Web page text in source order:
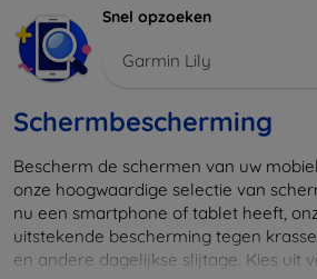
Snel opzoeken
Garmin Lily
Schermbescherming
Bescherm de schermen van uw
onze hoogwaardige selectie van
nu een smartphone of tablet heeft,
uitstekende bescherming tegen
en andere dagelijkse slijtage. Kies uit